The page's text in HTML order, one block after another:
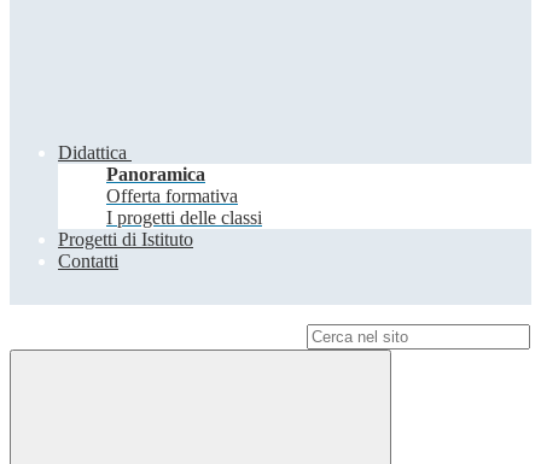
Didattica
Panoramica
Offerta formativa
I progetti delle classi
Progetti di Istituto
Contatti